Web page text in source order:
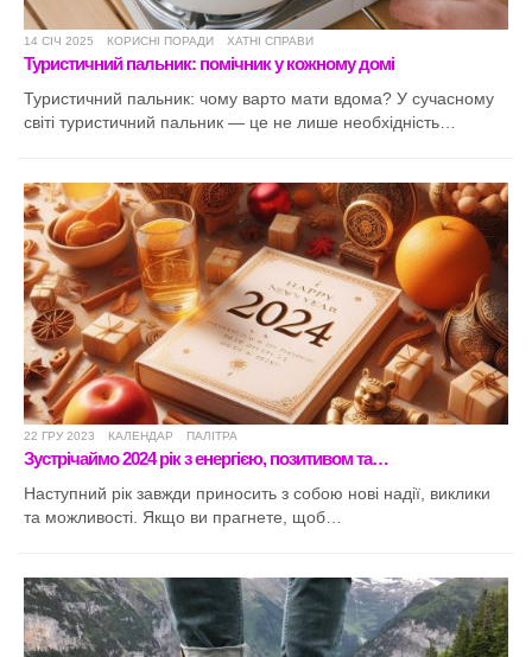
14 СІЧ 2025 КОРИСНІ ПОРАДИ ХАТНІ СПРАВИ
Туристичний пальник: помічник у кожному домі
Туристичний пальник: чому варто мати вдома? У сучасному
світі туристичний пальник — це не лише необхідність…
22 ГРУ 2023 КАЛЕНДАР ПАЛІТРА
Зустрічаймо 2024 рік з енергією, позитивом та…
Наступний рік завжди приносить з собою нові надії, виклики
та можливості. Якщо ви прагнете, щоб…